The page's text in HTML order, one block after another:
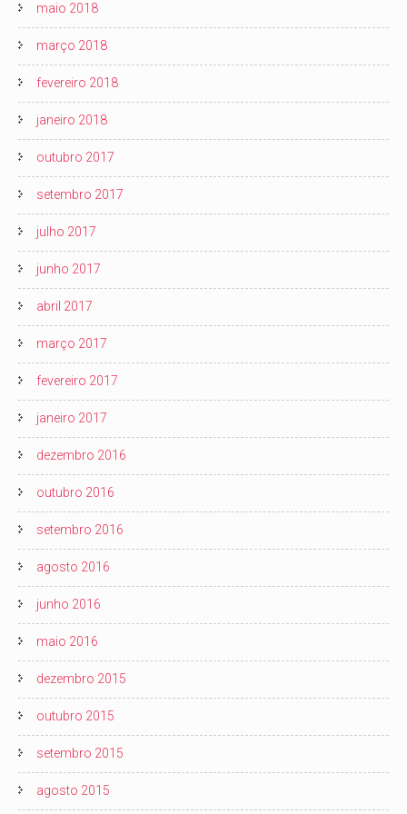
maio 2018
março 2018
fevereiro 2018
janeiro 2018
outubro 2017
setembro 2017
julho 2017
junho 2017
abril 2017
março 2017
fevereiro 2017
janeiro 2017
dezembro 2016
outubro 2016
setembro 2016
agosto 2016
junho 2016
maio 2016
dezembro 2015
outubro 2015
setembro 2015
agosto 2015